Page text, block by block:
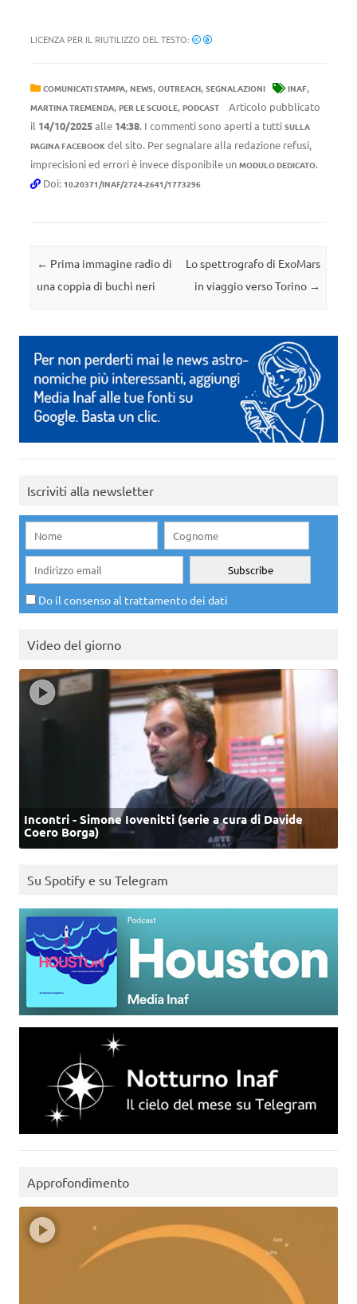
LICENZA PER IL RIUTILIZZO DEL TESTO:
COMUNICATI STAMPA, NEWS, OUTREACH, SEGNALAZIONI INAF,
MARTINA TREMENDA, PER LE SCUOLE, PODCAST
Articolo pubblicato
il 14/10/2025alle 14:38. I commenti sono aperti a tutti SULLA
PAGINA FACEBOOK del sito. Per segnalare alla redazione refusi,
imprecisioni ed errori è invece disponibile un MODULO DEDICATO.
Doi: 10.20371/INAF/2724-2641/1773296
Navigazione articolo
← Prima immagine radio di
una coppia di buchi neri
Lo spettrografo di ExoMars
in viaggio verso Torino →
Iscriviti alla newsletter
Do il consenso al trattamento dei dati
Video del giorno
Incontri - Simone Iovenitti (serie a cura di Davide
Coero Borga)
Su Spotify e su Telegram
Approfondimento